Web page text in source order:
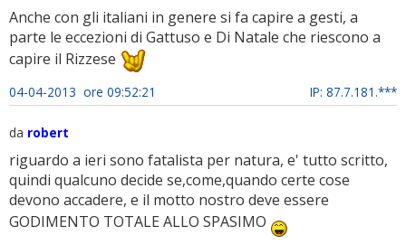
Anche con gli italiani in genere si fa capire a gesti, a
parte le eccezioni di Gattuso e Di Natale che riescono a
capire il Rizzese
04-04-2013 ore 09:52:21 IP: 87.7.181.***
da robert
riguardo a ieri sono fatalista per natura, e' tutto scritto,
quindi qualcuno decide se,come,quando certe cose
devono accadere, e il motto nostro deve essere
GODIMENTO TOTALE ALLO SPASIMO